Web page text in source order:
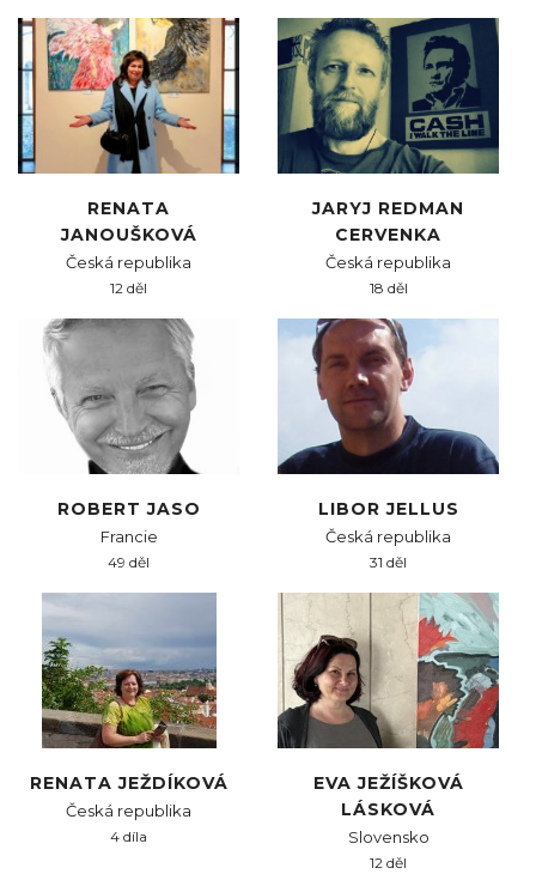
RENATA
JANOUŠKOVÁ
Česká republika
12 děl
JARYJ REDMAN
CERVENKA
Česká republika
18 děl
ROBERT JASO
Francie
49 děl
LIBOR JELLUS
Česká republika
31 děl
RENATA JEŽDÍKOVÁ
Česká republika
4 díla
EVA JEŽÍŠKOVÁ
LÁSKOVÁ
Slovensko
12 děl